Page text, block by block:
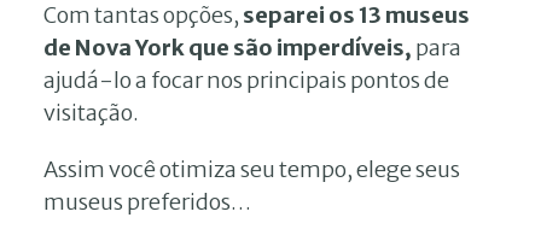
Com tantas opções, separei os 13 museus
de Nova York que são imperdíveis, para
ajudá-lo a focar nos principais pontos de
visitação.
Assim você otimiza seu tempo, elege seus
museus preferidos…